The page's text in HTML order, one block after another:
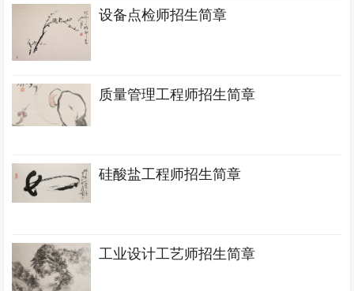
设备点检师招生简章
质量管理工程师招生简章
硅酸盐工程师招生简章
工业设计工艺师招生简章